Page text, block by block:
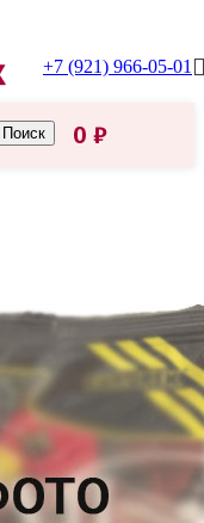
+7 (921) 966-05-01
Поиск 0 ₽